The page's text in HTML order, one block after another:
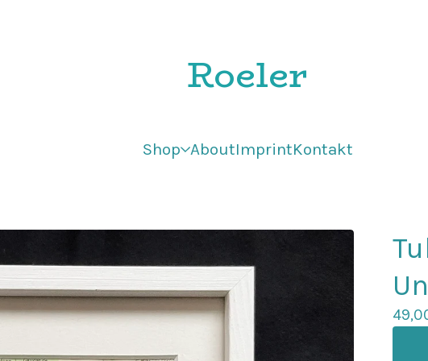
Roeler
Shop AboutImprintKontakt